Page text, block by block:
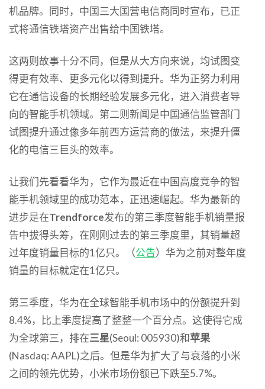
机品牌。同时，中国三大国营电信商同时宣布，已正
式将通信铁塔资产出售给中国铁塔。
这两则故事十分不同，但是从大方向来说，均试图变
得更有效率、更多元化以得到提升。华为正努力利用
它在通信设备的长期经验发展多元化，进入消费者导
向的智能手机领域。第二则新闻是中国通信监管部门
试图提升通过像多年前西方运营商的做法，来提升僵
化的电信三巨头的效率。
让我们先看看华为，它作为最近在中国高度竞争的智
能手机领域里的成功范本，正迅速崛起。华为最新的
进步是在Trendforce发布的第三季度智能手机销量报
告中拔得头筹，在刚刚过去的第三季度里，其销量超
过年度销量目标的1亿只。（公告）华为之前对整年度
销量的目标就定在1亿只。
第三季度，华为在全球智能手机市场中的份额提升到
8.4%，比上季度提高了整整一个百分点。这使得它成
为全球第三，排在三星(Seoul: 005930)和苹果
(Nasdaq: AAPL)之后。但是华为扩大了与衰落的小米
之间的领先优势，小米市场份额已下跌至5.7%。